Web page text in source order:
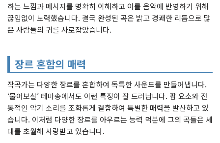
하는 느낌과 메시지를 명확히 이해하고 이를 음악에 반영하기 위해
끊임없이 노력했습니다. 결국 완성된 곡은 밝고 경쾌한 리듬으로 많
은 사람들의 귀를 사로잡았습니다.
장르 혼합의 매력
작곡가는 다양한 장르를 혼합하여 독특한 사운드를 만들어냅니다.
‘물어보살’ 테마송에서도 이런 특징이 잘 드러납니다. 팝 요소와 전
통적인 악기 소리를 조화롭게 결합하여 특별한 매력을 발산하고 있
습니다. 이처럼 다양한 장르를 아우르는 능력 덕분에 그의 곡들은 세
대를 초월해 사랑받고 있습니다.